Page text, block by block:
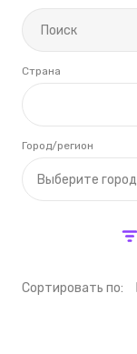
Страна
Выберите город
Город/регион
Cортировать по: